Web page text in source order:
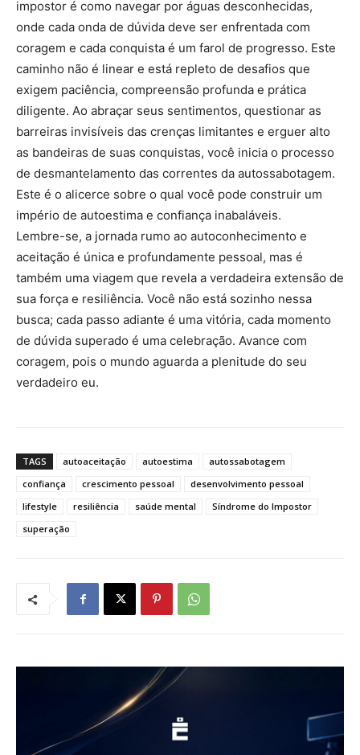
impostor é como navegar por águas desconhecidas,
onde cada onda de dúvida deve ser enfrentada com
coragem e cada conquista é um farol de progresso. Este
caminho não é linear e está repleto de desafios que
exigem paciência, compreensão profunda e prática
diligente. Ao abraçar seus sentimentos, questionar as
barreiras invisíveis das crenças limitantes e erguer alto
as bandeiras de suas conquistas, você inicia o processo
de desmantelamento das correntes da autossabotagem.
Este é o alicerce sobre o qual você pode construir um
império de autoestima e confiança inabaláveis.
Lembre-se, a jornada rumo ao autoconhecimento e
aceitação é única e profundamente pessoal, mas é
também uma viagem que revela a verdadeira extensão de
sua força e resiliência. Você não está sozinho nessa
busca; cada passo adiante é uma vitória, cada momento
de dúvida superado é uma celebração. Avance com
coragem, pois o mundo aguarda a plenitude do seu
verdadeiro eu.
TAGS autoaceitação autoestima
autossabotagem
confiança
crescimento pessoal
desenvolvimento pessoal
lifestyle
resiliência saúde mental
Síndrome do Impostor
superação